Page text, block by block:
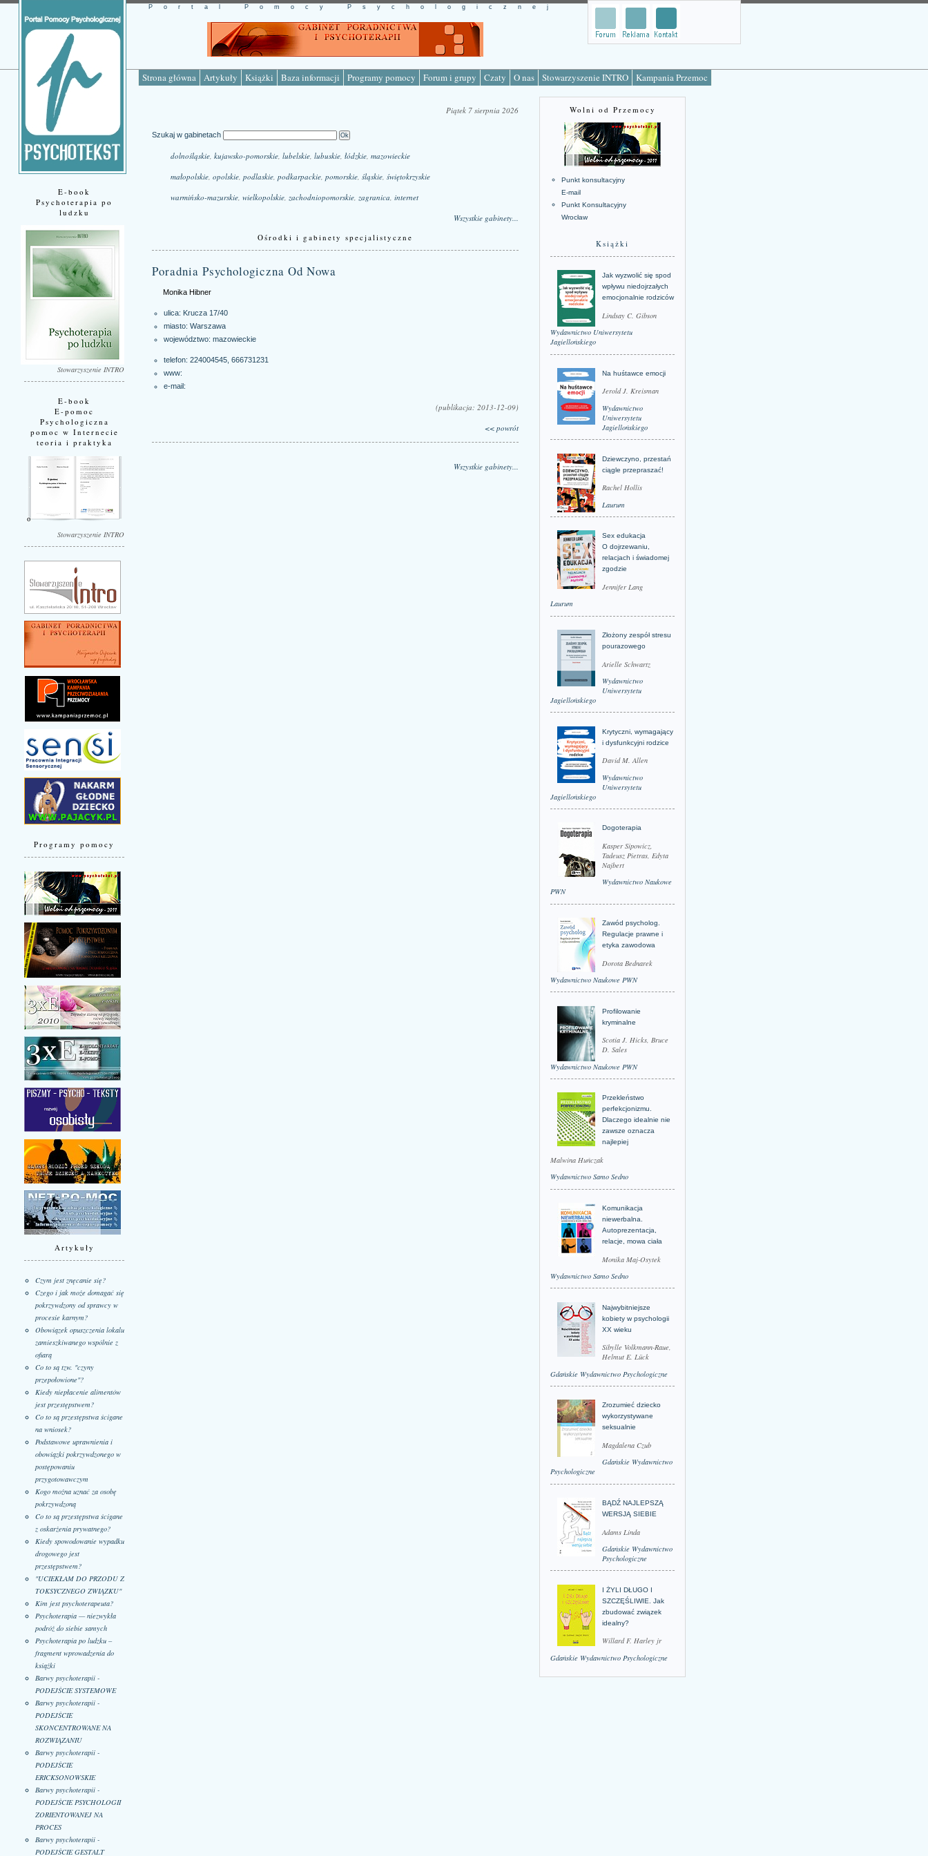
Strona główna Artykuły Książki Baza informacji Programy pomocy Forum i grupy Czaty O nas Stowarzyszenie INTRO Kampania Przemoc
Portal Pomocy Psychologicznej
E-book
Psychoterapia po
ludzku
Stowarzyszenie INTRO
E-book
E-pomoc
Psychologiczna
pomoc w Internecie
teoria i praktyka
Stowarzyszenie INTRO
Programy pomocy
Artykuły
Czym jest znęcanie się?
Czego i jak może domagać się
pokrzywdzony od sprawcy w
procesie karnym?
Obowiązek opuszczenia lokalu
zamieszkiwanego wspólnie z
ofiarą
Co to są tzw. "czyny
przepołowione"?
Kiedy niepłacenie alimentów
jest przestępstwem?
Co to są przestępstwa ścigane
na wniosek?
Podstawowe uprawnienia i
obowiązki pokrzywdzonego w
postępowaniu
przygotowawczym
Kogo można uznać za osobę
pokrzywdzoną
Co to są przestępstwa ścigane
z oskarżenia prywatnego?
Kiedy spowodowanie wypadku
drogowego jest
przestępstwem?
"UCIEKŁAM DO PRZODU Z
TOKSYCZNEGO ZWIĄZKU"
Kim jest psychoterapeuta?
Psychoterapia — niezwykła
podróż do siebie samych
Psychoterapia po ludzku –
fragment wprowadzenia do
książki
Barwy psychoterapii -
PODEJŚCIE SYSTEMOWE
Barwy psychoterapii -
PODEJŚCIE
SKONCENTROWANE NA
ROZWIĄZANIU
Barwy psychoterapii -
PODEJŚCIE
ERICKSONOWSKIE
Barwy psychoterapii -
PODEJŚCIE PSYCHOLOGII
ZORIENTOWANEJ NA
PROCES
Barwy psychoterapii -
PODEJŚCIE GESTALT
Piątek 7 sierpnia 2026
Szukaj w gabinetach
dolnośląskie, kujawsko-pomorskie, lubelskie, lubuskie, łódzkie, mazowieckie
małopolskie, opolskie, podlaskie, podkarpackie, pomorskie, śląskie, świętokrzyskie
warmińsko-mazurskie, wielkopolskie, zachodniopomorskie, zagranica, internet
Wszystkie gabinety...
Ośrodki i gabinety specjalistyczne
Poradnia Psychologiczna Od Nowa
Monika Hibner
ulica: Krucza 17/40
miasto: Warszawa
województwo: mazowieckie
telefon: 224004545, 666731231
www:
e-mail:
(publikacja: 2013-12-09)
<< powrót
Wszystkie gabinety...
Wolni od Przemocy
Punkt konsultacyjny
E-mail
Punkt Konsultacyjny
Wrocław
Książki
Jak wyzwolić się spod
wpływu niedojrzałych
emocjonalnie rodziców
Lindsay C. Gibson
Wydawnictwo Uniwersytetu
Jagiellońskiego
Na huśtawce emocji
Jerold J. Kreisman
Wydawnictwo
Uniwersytetu
Jagiellońskiego
Dziewczyno, przestań
ciągle przepraszać!
Rachel Hollis
Laurum
Sex edukacja
O dojrzewaniu,
relacjach i świadomej
zgodzie
Jennifer Lang
Laurum
Złożony zespół stresu
pourazowego
Arielle Schwartz
Wydawnictwo
Uniwersytetu
Jagiellońskiego
Krytyczni, wymagający
i dysfunkcyjni rodzice
David M. Allen
Wydawnictwo
Uniwersytetu
Jagiellońskiego
Dogoterapia
Kasper Sipowicz,
Tadeusz Pietras, Edyta
Najbert
Wydawnictwo Naukowe
PWN
Zawód psycholog.
Regulacje prawne i
etyka zawodowa
Dorota Bednarek
Wydawnictwo Naukowe PWN
Profilowanie
kryminalne
Scotia J. Hicks, Bruce
D. Sales
Wydawnictwo Naukowe PWN
Przekleństwo
perfekcjonizmu.
Dlaczego idealnie nie
zawsze oznacza
najlepiej
Malwina Huńczak
Wydawnictwo Samo Sedno
Komunikacja
niewerbalna.
Autoprezentacja,
relacje, mowa ciała
Monika Maj-Osytek
Wydawnictwo Samo Sedno
Najwybitniejsze
kobiety w psychologii
XX wieku
Sibylle Volkmann-Raue,
Helmut E. Lück
Gdańskie Wydawnictwo Psychologiczne
Zrozumieć dziecko
wykorzystywane
seksualnie
Magdalena Czub
Gdańskie Wydawnictwo
Psychologiczne
BĄDŹ NAJLEPSZĄ
WERSJĄ SIEBIE
Adams Linda
Gdańskie Wydawnictwo
Psychologiczne
I ŻYLI DŁUGO I
SZCZĘŚLIWIE. Jak
zbudować związek
idealny?
Willard F. Harley jr
Gdańskie Wydawnictwo Psychologiczne